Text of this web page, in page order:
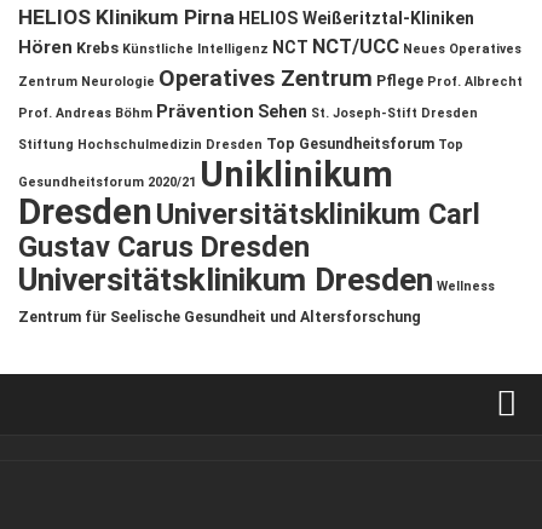
HELIOS Klinikum Pirna HELIOS Weißeritztal-Kliniken
Hören Krebs Künstliche Intelligenz NCT NCT/UCC Neues Operatives
Zentrum Neurologie Operatives Zentrum Pflege Prof. Albrecht
Prof. Andreas Böhm Prävention Sehen St. Joseph-Stift Dresden
Stiftung Hochschulmedizin Dresden Top Gesundheitsforum Top
Gesundheitsforum 2020/21 Uniklinikum
DresdenUniversitätsklinikum Carl
Gustav Carus Dresden
Universitätsklinikum Dresden Wellness
Zentrum für Seelische Gesundheit und Altersforschung